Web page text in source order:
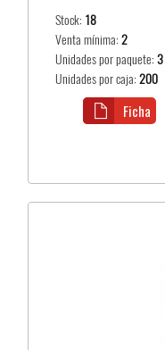
Stock: 18
Venta mínima:2
Unidades por paquete:3
Unidades por caja:200
Ficha